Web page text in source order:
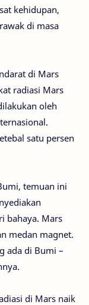
kehidupan,
di masa
di Mars
radiasi Mars
oleh
satu persen
temuan ini
bahaya. Mars
medan magnet.
ada di Bumi –
di Mars naik